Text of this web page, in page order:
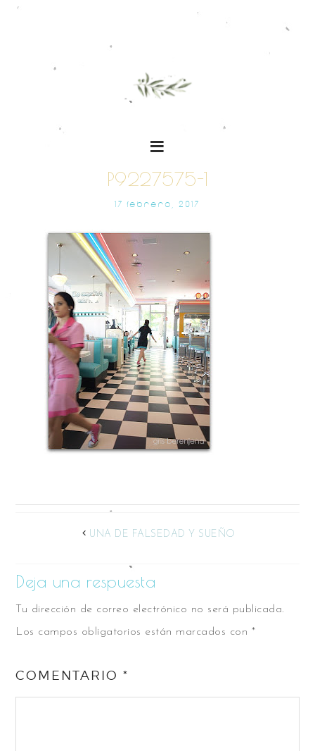
P9227575-1
17 FEBRERO, 2017
UNA DE FALSEDAD Y SUEÑO
Deja una respuesta
Tu dirección de correo electrónico no será publicada.
Los campos obligatorios están marcados con *
COMENTARIO*